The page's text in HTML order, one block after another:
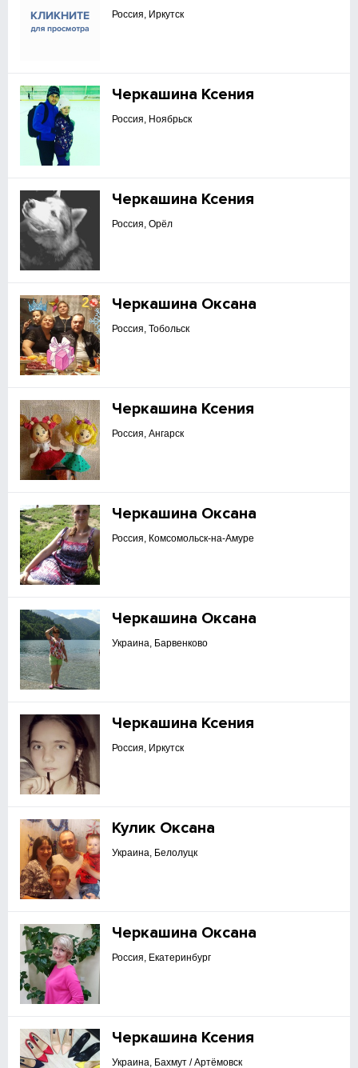
Россия, Иркутск
Черкашина Ксения
Россия, Ноябрьск
Черкашина Ксения
Россия, Орёл
Черкашина Оксана
Россия, Тобольск
Черкашина Ксения
Россия, Ангарск
Черкашина Оксана
Россия, Комсомольск-на-Амуре
Черкашина Оксана
Украина, Барвенково
Черкашина Ксения
Россия, Иркутск
Кулик Оксана
Украина, Белолуцк
Черкашина Оксана
Россия, Екатеринбург
Черкашина Ксения
Украина, Бахмут / Артёмовск